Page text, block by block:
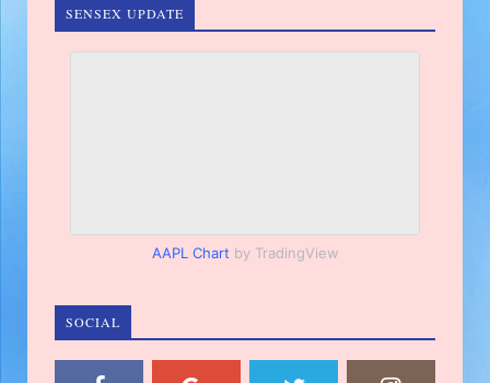
SENSEX UPDATE
AAPL Chart by TradingView
SOCIAL